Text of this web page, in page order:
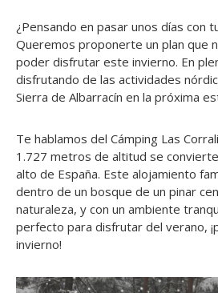
¿Pensando en pasar unos días con
Queremos proponerte un plan que
poder disfrutar este invierno. En
disfrutando de las actividades
Sierra de Albarracín en la próxima
Te hablamos del Cámping Las
1.727 metros de altitud se
alto de España. Este alojamiento
dentro de un bosque de un pinar
naturaleza, y con un ambiente
perfecto para disfrutar del verano,
invierno!